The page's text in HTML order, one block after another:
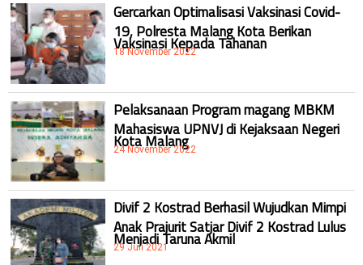
Gercarkan Optimalisasi Vaksinasi Covid-
19, Polresta Malang Kota Berikan
Vaksinasi Kepada Tahanan
18 November 2022
Pelaksanaan Program magang MBKM
Mahasiswa UPNVJ di Kejaksaan Negeri
Kota Malang
24 November 2022
Divif 2 Kostrad Berhasil Wujudkan Mimpi
Anak Prajurit Satjar Divif 2 Kostrad Lulus
Menjadi Taruna Akmil
29 Juli 2021